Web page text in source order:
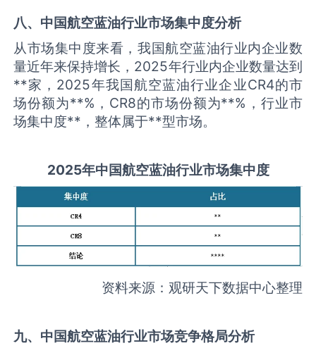
八、中国航空蓝油行业市场集中度分析
从市场集中度来看，我国航空蓝油行业内企业数
量近年来保持增长，2025年行业内企业数量达到
**家，2025年我国航空蓝油行业企业CR4的市
场份额为**%，CR8的市场份额为**%，行业市
场集中度**，整体属于**型市场。
2025年中国航空蓝油行业市场集中度
资料来源：观研天下数据中心整理
九、中国航空蓝油行业市场竞争格局分析